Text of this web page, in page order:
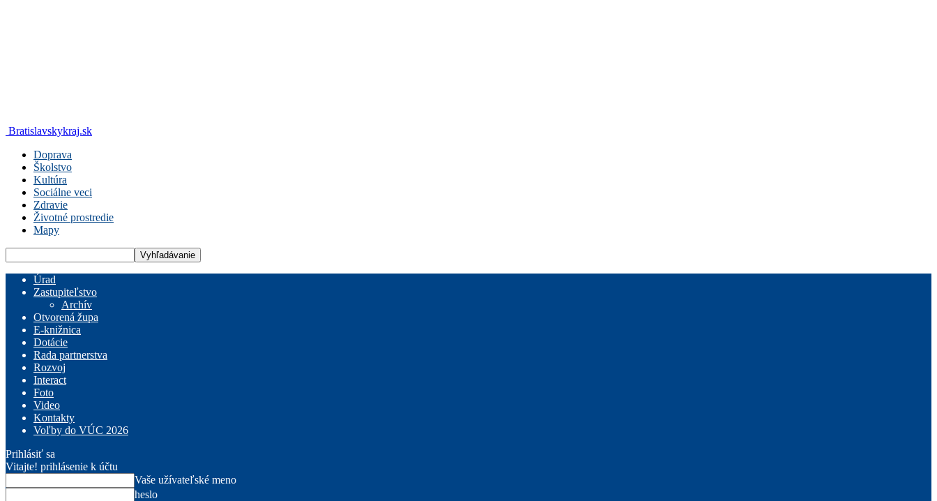
Bratislavskykraj.sk
Doprava
Školstvo
Kultúra
Sociálne veci
Zdravie
Životné prostredie
Mapy
Úrad
Zastupiteľstvo
Archív
Otvorená župa
E-knižnica
Dotácie
Rada partnerstva
Rozvoj
Interact
Foto
Video
Kontakty
Voľby do VÚC 2026
Prihlásiť sa
Vitajte! prihlásenie k účtu
Vaše užívateľské meno
heslo